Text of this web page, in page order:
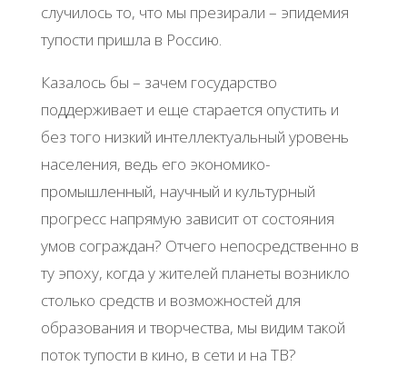
случилось то, что мы презирали – эпидемия
тупости пришла в Россию.
Казалось бы – зачем государство
поддерживает и еще старается опустить и
без того низкий интеллектуальный уровень
населения, ведь его экономико-
промышленный, научный и культурный
прогресс напрямую зависит от состояния
умов сограждан? Отчего непосредственно в
ту эпоху, когда у жителей планеты возникло
столько средств и возможностей для
образования и творчества, мы видим такой
поток тупости в кино, в сети и на ТВ?